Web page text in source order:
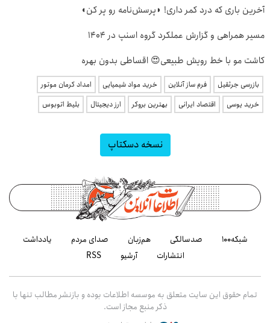
آخرین باری که درد کمر داری! ◗پرسش‌نامه رو پر کن◖
مسیر همراهی و گزارش عملکرد گروه اسنپ در ۱۴۰۴
کاشت مو با خط رویش طبیعی😍 اقساطی بدون بهره
بازرسی جرثقیل فرم ساز آنلاین خرید مواد شیمیایی
امداد کرمان موتور
خرید یوسی
اقتصاد ایرانی بهترین بروکر ارز دیجیتال بلیط اتوبوس
نسخه دسکتاپ
شبکه۱۰۰ صدسالگی هم‌زبان صدای مردم
یادداشت
انتشارات
آرشیو RSS
تمام حقوق این سایت متعلق به موسسه اطلاعات بوده و بازنشر مطالب تنها با
ذکر منبع مجاز است.